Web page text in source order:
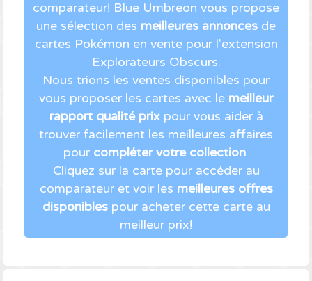
comparateur! Blue Umbreon vous propose
une sélection des meilleures annonces de
cartes Pokémon en vente pour l'extension
Explorateurs Obscurs.
Nous trions les ventes disponibles pour
vous proposer les cartes avec le meilleur
rapport qualité prixpour vous aider à
trouver facilement les meilleures affaires
pour compléter votre collection.
Cliquez sur la carte pour accéder au
comparateur et voir les meilleures offres
disponiblespour acheter cette carte au
meilleur prix!